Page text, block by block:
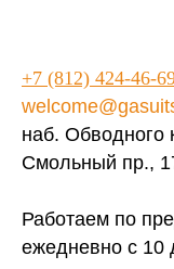
+7 (812) 424-46-
наб. Обводного
Смольный пр.,
Работаем по
ежедневно с 10